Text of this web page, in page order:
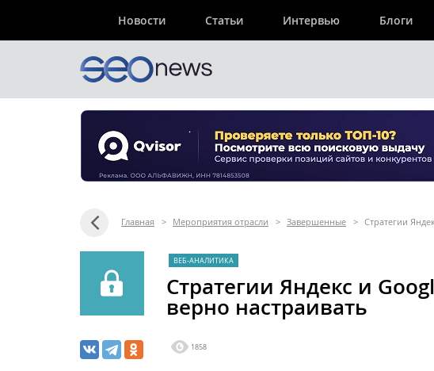
Новости Статьи Интервью Блоги
Главная > Мероприятия отрасли > Завершенные > Стратегии
ВЕБ-АНАЛИТИКА
Стратегии Яндекс и
верно настраивать
1858